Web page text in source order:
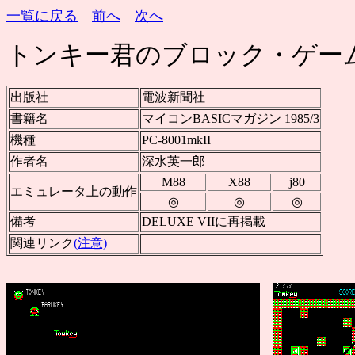
一覧に戻る 前へ 次へ
トンキー君のブロック・ゲー
出版社
電波新聞社
書籍名
マイコンBASICマガジン 1985/3
機種
PC-8001mkII
作者名
深水英一郎
エミュレータ上の動作
M88 X88
j80
◎
◎
◎
備考
DELUXE VIIに再掲載
関連リンク(注意)